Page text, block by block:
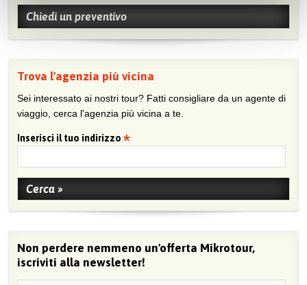
Chiedi un preventivo
Trova l'agenzia più vicina
Sei interessato ai nostri tour? Fatti consigliare da un agente di
viaggio, cerca l'agenzia più vicina a te.
Inserisci il tuo indirizzo
Non perdere nemmeno un'offerta Mikrotour,
iscriviti alla newsletter!